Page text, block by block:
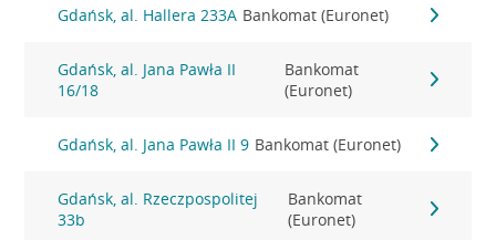
Gdańsk, al. Hallera 233A Bankomat (Euronet)
Gdańsk, al. Jana Pawła II
16/18
Bankomat
(Euronet)
Gdańsk, al. Jana Pawła II 9 Bankomat (Euronet)
Gdańsk, al. Rzeczpospolitej
33b
Bankomat
(Euronet)